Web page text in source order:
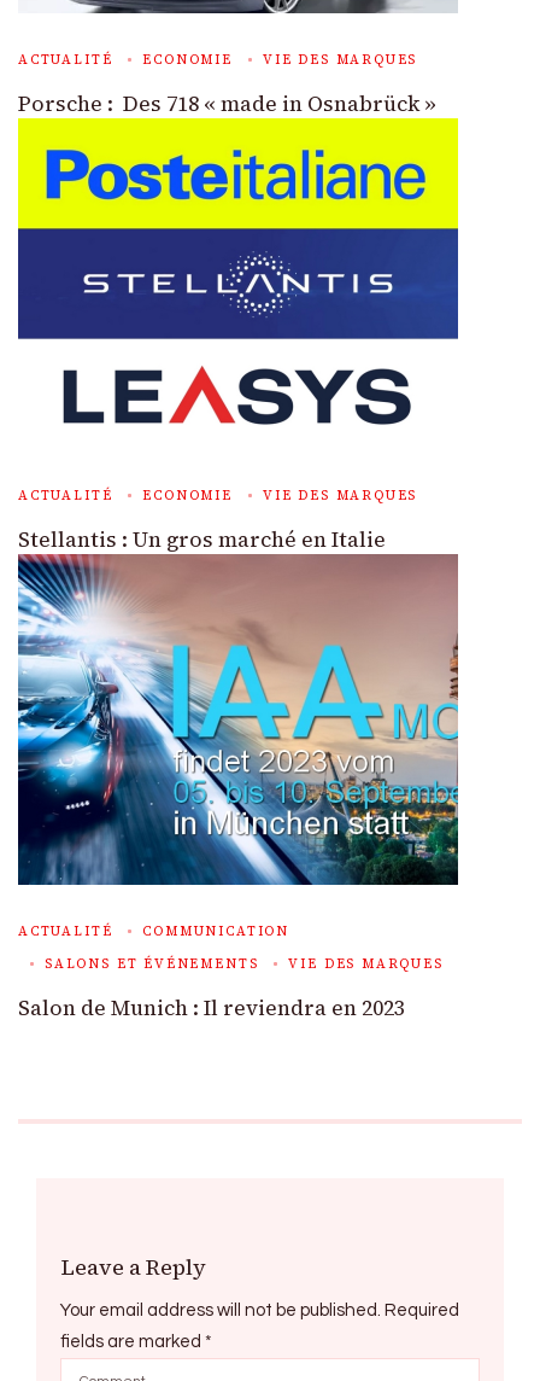
ACTUALITÉ ECONOMIE VIE DES MARQUES
Porsche : Des 718 « made in Osnabrück »
ACTUALITÉ ECONOMIE VIE DES MARQUES
Stellantis : Un gros marché en Italie
ACTUALITÉ
COMMUNICATION
SALONS ET ÉVÉNEMENTS
VIE DES MARQUES
Salon de Munich : Il reviendra en 2023
Leave a Reply
Your email address will not be published. Required
fields are marked *